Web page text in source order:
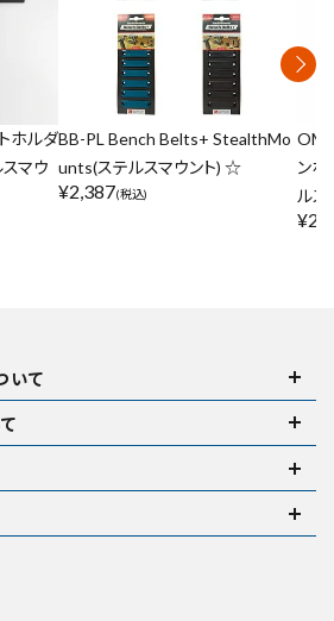
ホルダ
マウ
BB-PL Bench Belts+ StealthMo
unts(ステルスマウント) ☆
¥2,387(税込)
OM-
ン
ルス
¥
いて